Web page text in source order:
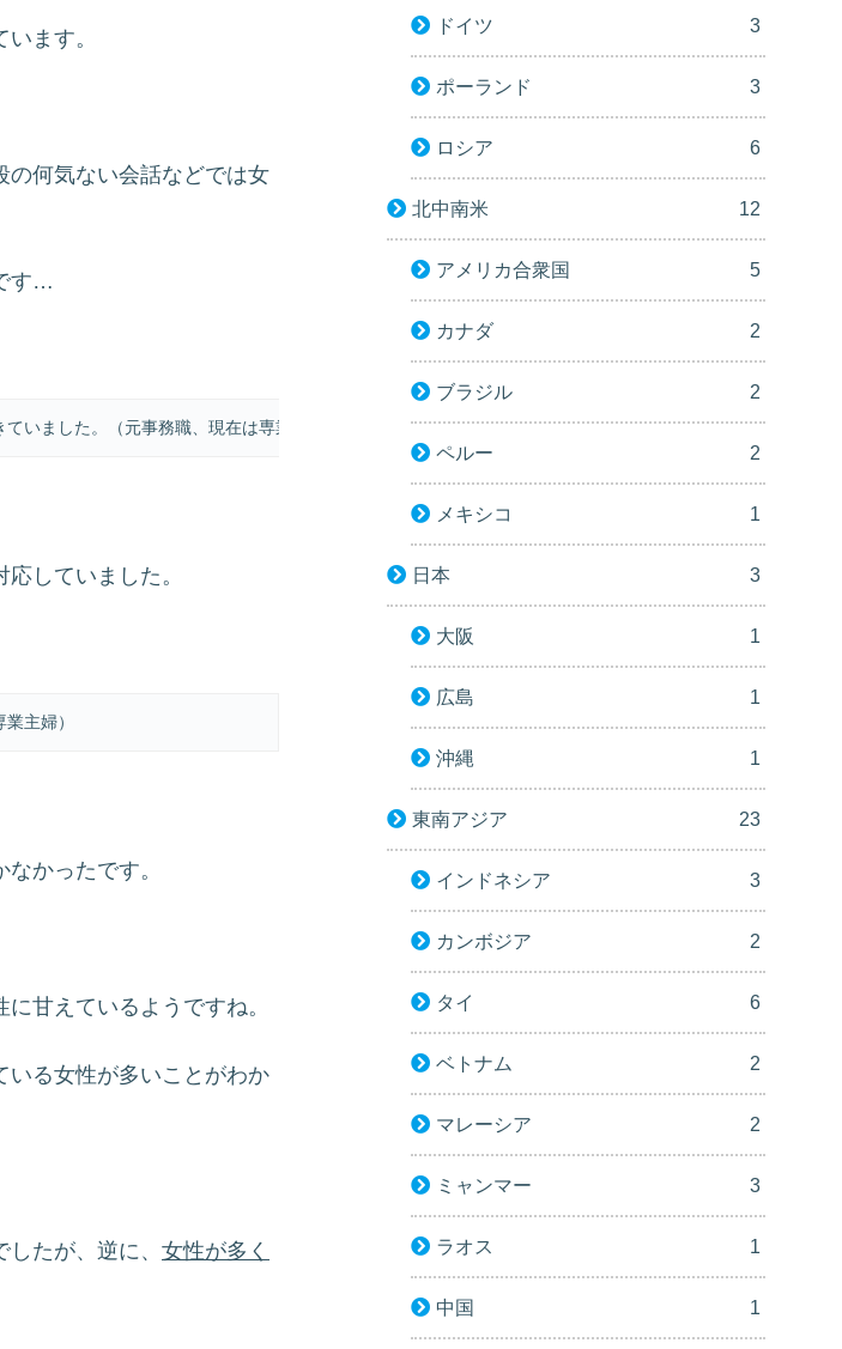
ます。
の何気ない会話などでは女
す…
いました。（元事務職、現在は専業主婦）
していました。
主婦）
かったです。
甘えているようですね。
いる女性が多いことがわか
たが、逆に、 女性が多く
ドイツ 3
ポーランド 3
ロシア 6
北中南米 12
アメリカ合衆国 5
カナダ 2
ブラジル 2
ペルー 2
メキシコ 1
日本 3
大阪 1
広島 1
沖縄 1
東南アジア 23
インドネシア 3
カンボジア 2
タイ 6
ベトナム 2
マレーシア 2
ミャンマー 3
ラオス 1
中国 1